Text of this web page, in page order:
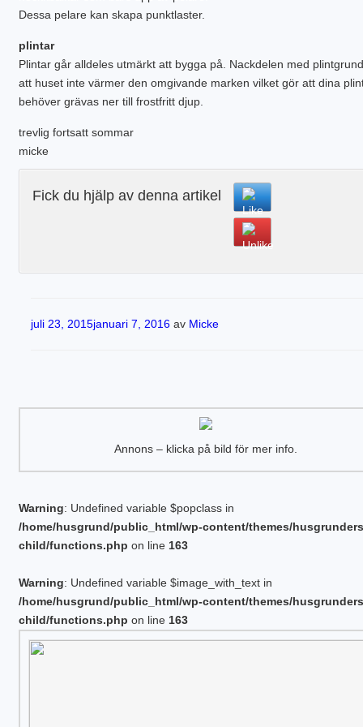
Dessa pelare kan skapa punktlaster.
plintar
Plintar går alldeles utmärkt att bygga på. Nackdelen med
att huset inte värmer den omgivande marken vilket gör att dina
behöver grävas ner till frostfritt djup.
trevlig fortsatt sommar
micke
Fick du hjälp av denna artikel
Publicerat
juli 23, 2015januari 7, 2016 av Micke
Annons – klicka på bild för mer info.
Warning: Undefined variable $popclass in
/home/husgrund/public_html/wp-content/themes/
child/functions.php on line 163
Warning: Undefined variable $image_with_text in
/home/husgrund/public_html/wp-content/themes/
child/functions.php on line 163